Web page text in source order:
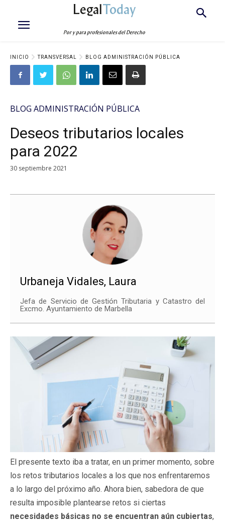
LegalToday
Por y para profesionales del Derecho
INICIO TRANSVERSAL BLOG ADMINISTRACIÓN PÚBLICA
BLOG ADMINISTRACIÓN PÚBLICA
Deseos tributarios locales
para 2022
30 septiembre 2021
Urbaneja Vidales, Laura
Jefa de Servicio de Gestión Tributaria y Catastro del
Excmo. Ayuntamiento de Marbella
El presente texto iba a tratar, en un primer momento, sobre
los retos tributarios locales a los que nos enfrentaremos
a lo largo del próximo año. Ahora bien, sabedora de que
resulta imposible plantearse retos si ciertas
necesidades básicas no se encuentran aún cubiertas,